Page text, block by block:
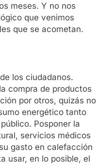
meses. Y no nos
que venimos
que se acometan.
los ciudadanos.
compra de productos
por otros, quizás no
energético tanto
Posponer la
servicios médicos
gasto en calefacción
usar, en lo posible, el